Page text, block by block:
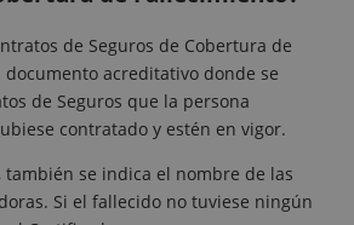
de Seguros de Cobertura de
documento acreditativo donde se
de Seguros que la persona
contratado y estén en vigor.
también se indica el nombre de las
Si el fallecido no tuviese ningún